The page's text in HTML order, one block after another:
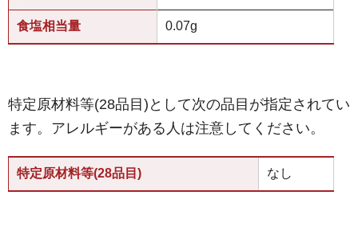
食塩相当量 0.07g
特定原材料等(28品目)として次の品目が指定されてい
ます。アレルギーがある人は注意してください。
特定原材料等(28品目) なし